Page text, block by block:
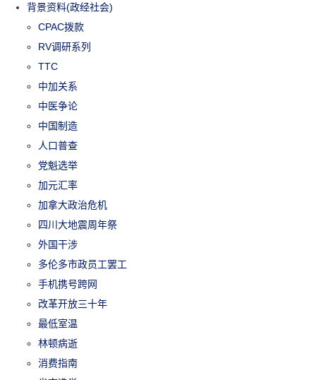
背景资料(政经社会)
CPAC拨款
RV调研系列
TTC
中加关系
中医争论
中国制造
人口普查
党魁选举
加元汇率
加拿大政治危机
四川大地震周年祭
外国干涉
多伦多市政员工罢工
手机携号跨网
改革开放三十年
最低室温
林顿病逝
消费指南